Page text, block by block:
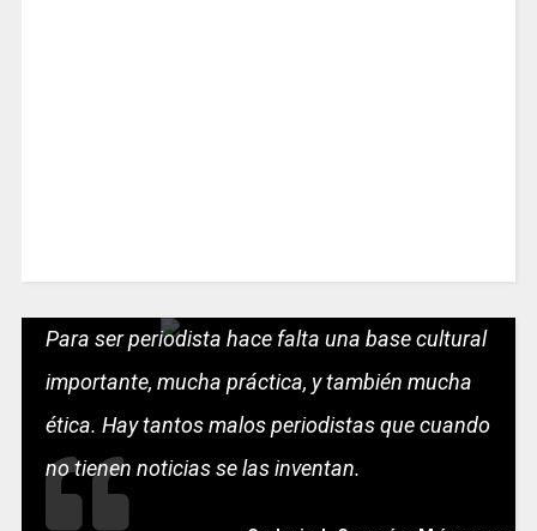
Para ser periodista hace falta una base cultural
importante, mucha práctica, y también mucha
ética. Hay tantos malos periodistas que cuando
no tienen noticias se las inventan.